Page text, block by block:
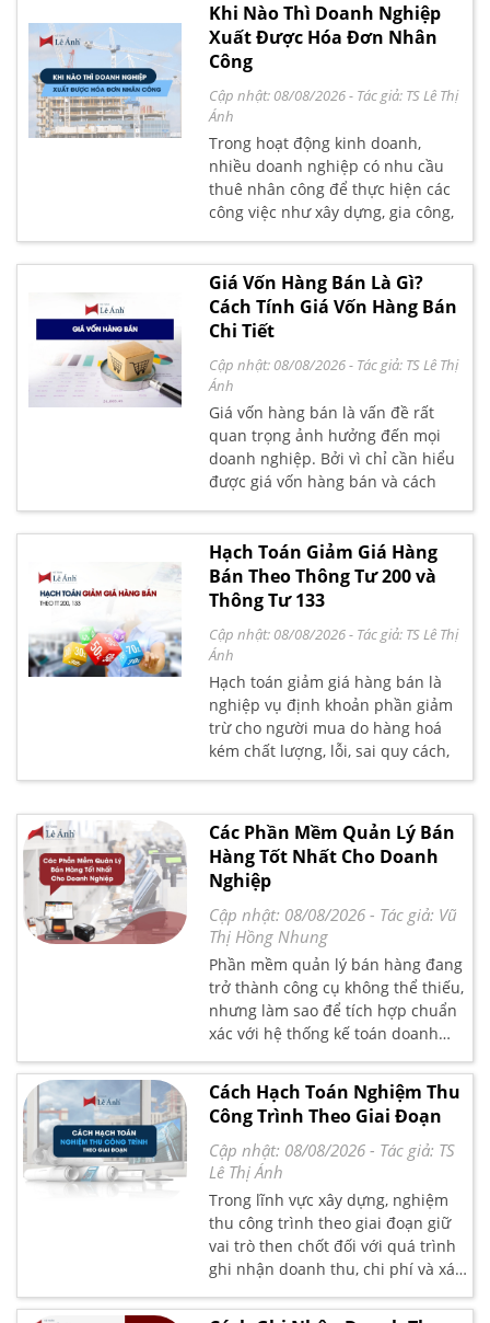
trung tâm Lê Ánh xin gửi đến bạn
đọc cách hạch toán tài khoản chiết
khấu tại đây nhé.
Khi Nào Thì Doanh Nghiệp
Xuất Được Hóa Đơn Nhân
Công
Cập nhật: 08/08/2026- Tác giả: TS Lê Thị
Ánh
Trong hoạt động kinh doanh,
nhiều doanh nghiệp có nhu cầu
thuê nhân công để thực hiện các
công việc như xây dựng, gia công,
có thể xuất hóa đơn nhân công.
Vậy khi nào thì doanh nghiệp xuất
được hóa đơn nhân công một hợp
Ánh sẽ giúp bạn hiểu rõ các điều
kiện, quy trình cũng như những
lưu ý quan trọng để tránh vi phạm
quy định về thuế và kế toán.
Giá Vốn Hàng Bán Là Gì?
Cách Tính Giá Vốn Hàng Bán
Chi Tiết
Cập nhật: 08/08/2026- Tác giả: TS Lê Thị
Ánh
Giá vốn hàng bán là vấn đề rất
quan trọng ảnh hưởng đến mọi
doanh nghiệp. Bởi vì chỉ cần hiểu
được giá vốn hàng bán và cách
nghiệp trở nên dễ dàng hơn và
mang lại nhiều lợi nhuận hơn. Vậy
giá vốn hàng bán là gì? Cách tính
Hãy cùng Kế Toán Lê Ánh giải đáp
những thắc mắc đó qua bài viết
dưới đây nhé!
Hạch Toán Giảm Giá Hàng
Bán Theo Thông Tư 200 và
Thông Tư 133
Cập nhật: 08/08/2026- Tác giả: TS Lê Thị
Ánh
Hạch toán giảm giá hàng bán là
nghiệp vụ định khoản phần giảm
trừ cho người mua do hàng hoá
kém chất lượng, lỗi, sai quy cách,
giảm trừ doanh thu của doanh
nghiệp và cuối mỗi kỳ kế toán sẽ
được chuyển sang tài khoản doanh
thu bán hàng để tính doanh thu
thuần trong kỳ kinh doanh. Vậy
hạch toán giảm giá hàng bán như
thế nào? Tài khoản nào phản ánh
nghiệp vụ này? Hãy cùng Kế Toán
Lê Ánh theo dõi chi tiết cách hạch
toán trong bài viết này nhé.
Các Phần Mềm Quản Lý Bán
Hàng Tốt Nhất Cho Doanh
Nghiệp
Cập nhật: 08/08/2026 - Tác giả: Vũ
Thị Hồng Nhung
Phần mềm quản lý bán hàng đang
trở thành công cụ không thể thiếu,
nhưng làm sao để tích hợp chuẩn
xác với hệ thống kế toán doanh
nghiệp? Cùng Kế Toán Lê Ánh
phân tích chuyên sâu cách lựa
chọn, ứng dụng hệ thống này để
tối ưu doanh thu, chuẩn hóa sổ
sách và phòng tránh tối đa rủi ro
về thuế.
Cách Hạch Toán Nghiệm Thu
Công Trình Theo Giai Đoạn
Cập nhật: 08/08/2026 - Tác giả: TS
Lê Thị Ánh
Trong lĩnh vực xây dựng, nghiệm
thu công trình theo giai đoạn giữ
vai trò then chốt đối với quá trình
ghi nhận doanh thu, chi phí và xác
định kết quả kinh doanh. Mỗi giai
đoạn nghiệm thu ảnh hưởng trực